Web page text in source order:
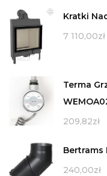
Kratki
7 110,00zł
Terma
209,82zł
Bertrams
240,00zł